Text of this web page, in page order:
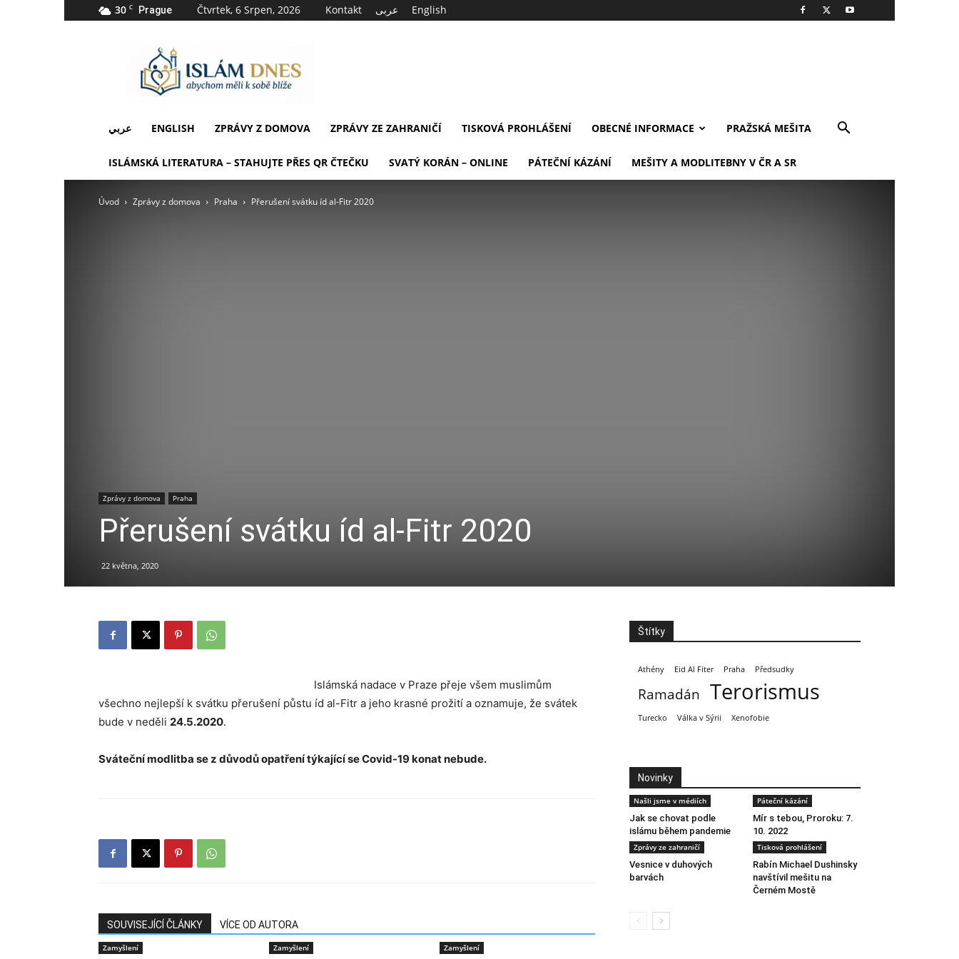
30 C Prague Čtvrtek, 6 Srpen, 2026 Kontakt عربى English
عربي ENGLISH ZPRÁVY Z DOMOVA ZPRÁVY ZE ZAHRANIČÍ TISKOVÁ PROHLÁŠENÍ OBECNÉ INFORMACE PRAŽSKÁ MEŠITA
ISLÁMSKÁ LITERATURA – STAHUJTE PŘES QR ČTEČKU SVATÝ KORÁN – ONLINE PÁTEČNÍ KÁZÁNÍ MEŠITY A MODLITEBNY V ČR A SR
Úvod Zprávy z domova Praha Přerušení svátku íd al-Fitr 2020
Zprávy z domova Praha
Přerušení svátku íd al-Fitr 2020
22 května, 2020
Islámská nadace v Praze přeje všem muslimům
všechno nejlepší k svátku přerušení půstu íd al-Fitr a jeho krasné prožití a oznamuje, že svátek
bude v neděli 24.5.2020.
Sváteční modlitba se z důvodů opatření týkající se Covid-19 konat nebude.
SOUVISEJÍCÍ ČLÁNKY VÍCE OD AUTORA
Zamyšlení Zamyšlení Zamyšlení
Štítky
Athény Eid Al Fiter Praha Předsudky
Ramadán Terorismus
Turecko Válka v Sýrii Xenofobie
Novinky
Našli jsme v médiích
Jak se chovat podle
islámu během pandemie
Páteční kázání
Mír s tebou, Proroku: 7.
10. 2022
Zprávy ze zahraničí
Vesnice v duhových
barvách
Tisková prohlášení
Rabín Michael Dushinsky
navštívil mešitu na
Černém Mostě